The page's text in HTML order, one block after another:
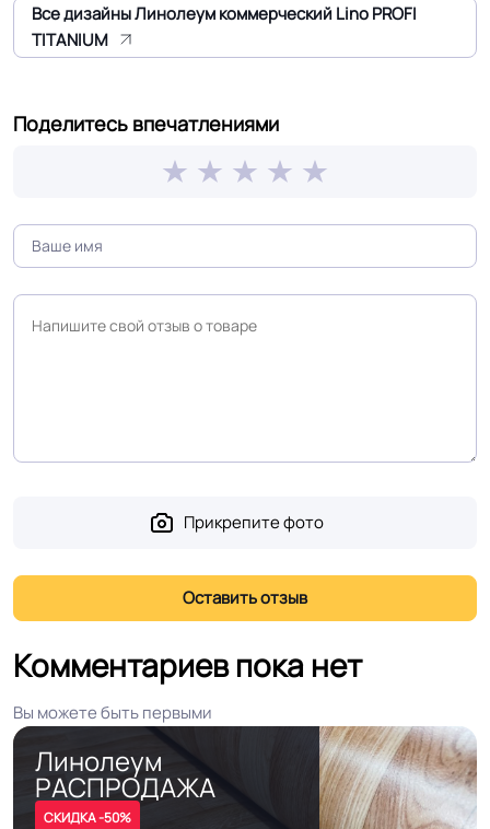
Группа истираемости Группа Т
истирание с чипсовым верхним
Защитный слой 0.70 мм (700) мкм
Допуск изменения
+-10% мкм
PU
противоскольжения
R11
Вес 1 м.кв. 2.3 кг
Срок службы
Длина рулон. 30 м
Все дизайны Линолеум коммерческий Lino PROFI
TITANIUM
Комментариев пока нет
Вы можете быть первыми
Поделитесь впечатлениями
Прикрепите фото
Линолеум
РАСПРОДАЖА
СКИДКА -50%